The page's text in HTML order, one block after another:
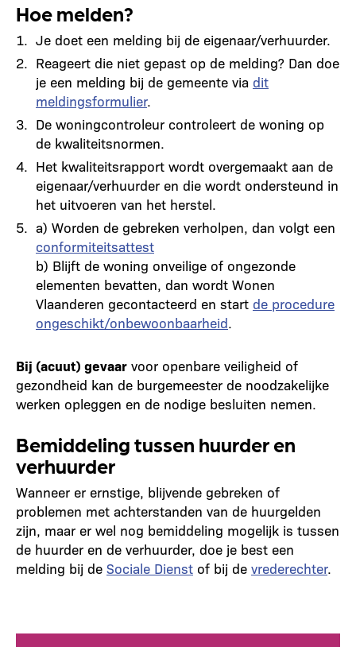
Hoe melden?
Je doet een melding bij de eigenaar/verhuurder.
Reageert die niet gepast op de melding? Dan doe
je een melding bij de gemeente via dit
meldingsformulier.
De woningcontroleur controleert de woning op
de kwaliteitsnormen.
Het kwaliteitsrapport wordt overgemaakt aan de
eigenaar/verhuurder en die wordt ondersteund in
het uitvoeren van het herstel.
a) Worden de gebreken verholpen, dan volgt een
conformiteitsattest
b) Blijft de woning onveilige of ongezonde
elementen bevatten, dan wordt Wonen
Vlaanderen gecontacteerd en start de procedure
ongeschikt/onbewoonbaarheid.
Bij (acuut) gevaar voor openbare veiligheid of
gezondheid kan de burgemeester de noodzakelijke
werken opleggen en de nodige besluiten nemen.
Bemiddeling tussen huurder en
verhuurder
Wanneer er ernstige, blijvende gebreken of
problemen met achterstanden van de huurgelden
zijn, maar er wel nog bemiddeling mogelijk is tussen
de huurder en de verhuurder, doe je best een
melding bij de Sociale Dienst of bij de vrederechter.